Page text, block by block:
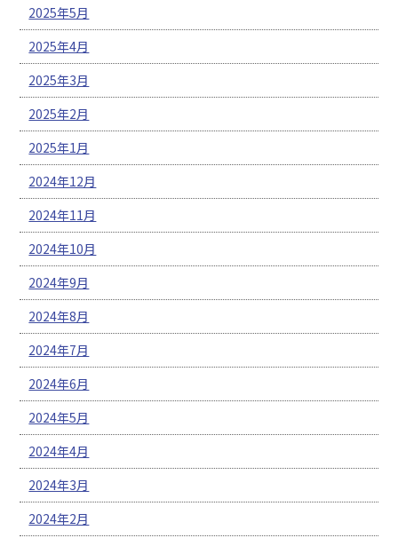
2025年5月
2025年4月
2025年3月
2025年2月
2025年1月
2024年12月
2024年11月
2024年10月
2024年9月
2024年8月
2024年7月
2024年6月
2024年5月
2024年4月
2024年3月
2024年2月